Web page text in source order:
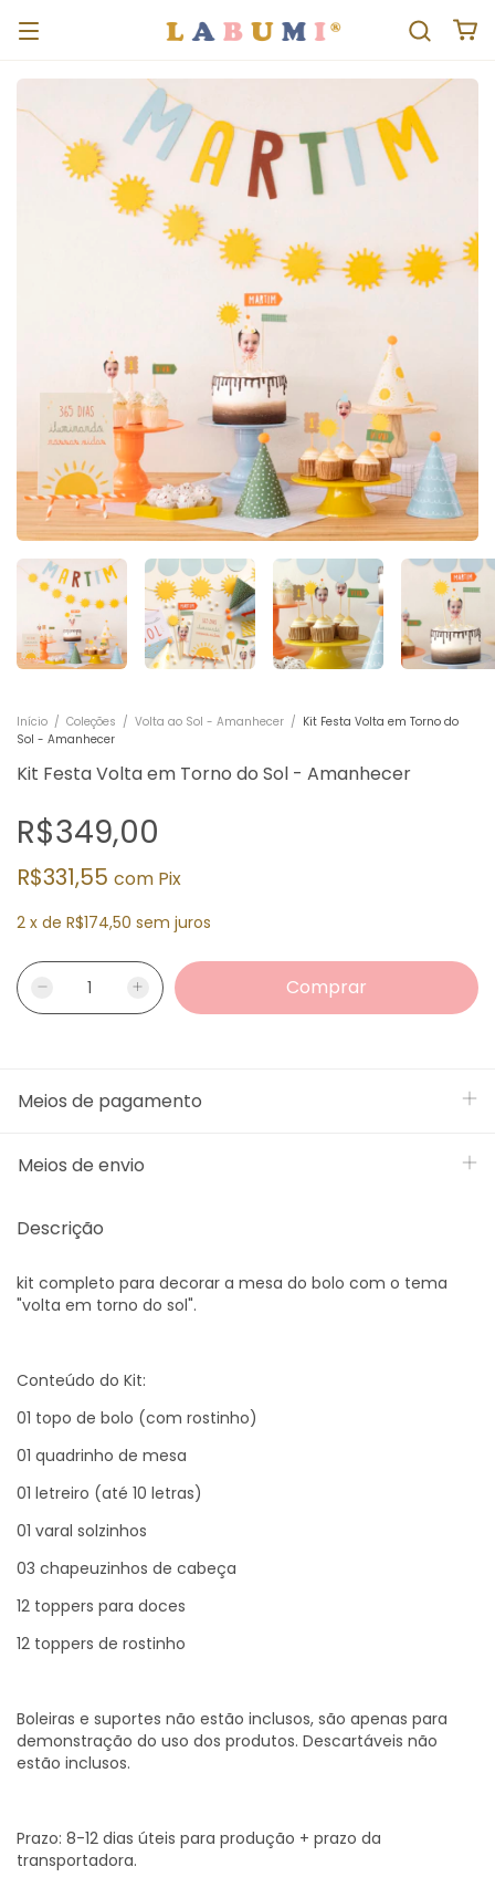
Início / Coleções / Volta ao Sol - Amanhecer / Kit Festa Volta em Torno do
Sol - Amanhecer
Kit Festa Volta em Torno do Sol - Amanhecer
R$349,00
R$331,55 com Pix
2 x de R$174,50 sem juros
Meios de pagamento
Meios de envio
Descrição
kit completo para decorar a mesa do bolo com o tema
"volta em torno do sol".
Conteúdo do Kit:
01 topo de bolo (com rostinho)
01 quadrinho de mesa
01 letreiro (até 10 letras)
01 varal solzinhos
03 chapeuzinhos de cabeça
12 toppers para doces
12 toppers de rostinho
Boleiras e suportes não estão inclusos, são apenas para
demonstração do uso dos produtos. Descartáveis não
estão inclusos.
Prazo: 8-12 dias úteis para produção + prazo da
transportadora.